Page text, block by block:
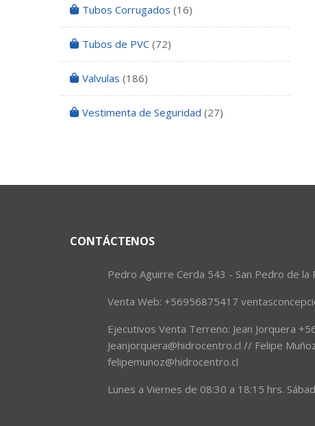
Tubos Corrugados (16)
Tubos de PVC (72)
Valvulas (186)
Vestimenta de Seguridad (27)
CONTÁCTENOS
Pedro Aguirre Cerda 543 - San Pedro de la
Venta Web: +56956875417
Ejecutivos Venta Terreno: Jean Jorquera
Jeanjorquera@hidrocentro.cl // Felipe
felipemunoz@hidrocentro.cl
Lunes a Viernes de 08:30 a 18:15 hrs.